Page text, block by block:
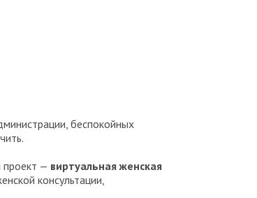
беспокойных
— виртуальная женская
консультации,